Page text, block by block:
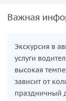
Важная
Экскурсия в
услуги
высокая
зависит от
праздничный